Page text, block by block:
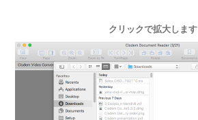
クリックで拡大します